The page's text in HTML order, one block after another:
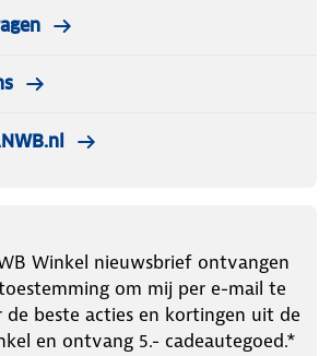
Winkel nieuwsbrief ontvangen
om mij per e-mail te
de beste acties en kortingen uit de
en ontvang 5.- cadeautegoed.*